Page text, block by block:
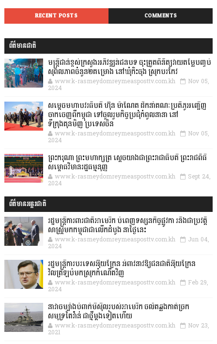
RECENT POSTS COMMENTS
ព័ត៌មានជាតិ
មន្ត្រីជាន់ខ្ពស់ក្រសួងអភិវឌ្ឍន៍ជនបទ ចុះត្រួតពិនិត្យវាយតម្លៃបញ្ចប់
សុពលភាពចំនួន២គម្រោង នៅឃុំកិះចុង ស្រុកបរកែវ
www.k-rasmeydomreymeasposttv.com.kh Nov 05,
2024
សម្តេចមហាបវរធិបតី ហ៊ុន ម៉ាណែត ដឹកនាំគណៈប្រតិភូអញ្ជើញ
ចាកចេញពីកម្ពុជា ទៅចូលរួមកិច្ចប្រជុំកំពូលនានា នៅ
ទីក្រុងគុនមិញ ប្រទេសចិន
www.k-rasmeydomreymeasposttv.com.kh Nov 05,
2024
ព្រះករុណា ព្រះមហាក្សត្រ ស្តេចយាងជាព្រះរាជាធិបតី ព្រះរាជពិធី
សម្ពោធវិមានរដ្ឋធម្មនុញ្ញ
www.k-rasmeydomreymeasposttv.com.kh Sept 24,
2024
ព័ត៌មានអន្តរជាតិ
រដ្ឋមន្រ្តីការពារជាតិអាមេរិក បំពេញទស្សនកិច្ចផ្លូវកា រនិងជាប្រវត្តិ
សាស្រ្តមកកម្ពុជាជាលើកដំបូង នាថ្ងៃនេះ
www.k-rasmeydomreymeasposttv.com.kh Jun 04,
2024
រដ្ឋមន្ត្រីការបរទេសអ៊ុយក្រែន អំពាវនាវឱ្យជនជាតិអ៊ុយក្រែន
វិលត្រឡប់មកស្រុកកំណើតវិញ
www.k-rasmeydomreymeasposttv.com.kh Feb 29,
2024
នាវាចម្បាំងបំពាក់មីស៊ីលរបស់អាមេរិក ចល័តឆ្លងកាត់ច្រក
សមុទ្រតៃវ៉ាន់ ជាថ្មីម្តងទៀតហើយ
www.k-rasmeydomreymeasposttv.com.kh Nov 23,
2021